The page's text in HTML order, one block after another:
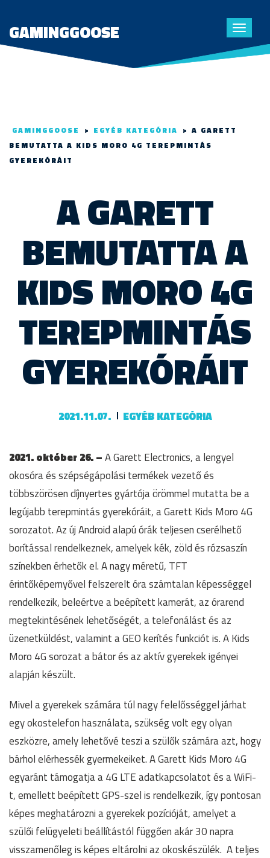
Toggle
GAMINGGOOSE
GAMINGGOOSE > EGYÉB KATEGÓRIA > A GARETT
BEMUTATTA A KIDS MORO 4G TEREPMINTÁS
GYEREKÓRÁIT
A GARETT
BEMUTATTA A
KIDS MORO 4G
TEREPMINTÁS
GYEREKÓRÁIT
2021.11.07. EGYÉB KATEGÓRIA
2021. október 26. –A Garett Electronics, a lengyel
okosóra és szépségápolási termékek vezető és
többszörösen díjnyertes gyártója örömmel mutatta be a
legújabb terepmintás gyerekóráit, a Garett Kids Moro 4G
sorozatot. Az új Android alapú órák teljesen cserélhető
borítással rendelkeznek, amelyek kék, zöld és rózsaszín
színekben érhetők el. A nagy méretű, TFT
érintőképernyővel felszerelt óra számtalan képességgel
rendelkezik, beleértve a beépített kamerát, az órarend
megtekintésének lehetőségét, a telefonálást és az
üzenetküldést, valamint a GEO kerítés funkciót is. A Kids
Moro 4G sorozat a bátor és az aktív gyerekek igényei
alapján készült.
Mivel a gyerekek számára túl nagy felelősséggel járhat
egy okostelefon használata, szükség volt egy olyan
eszközre, amely lehetővé teszi a szülők számára azt, hogy
bárhol elérhessék gyermekeiket. A Garett Kids Moro 4G
egyaránt támogatja a 4G LTE adatkapcsolatot és a WiFi-
t, emellett beépített GPS-szel is rendelkezik, így pontosan
képes meghatározni a gyerekek pozícióját, amelyet a
szülői felügyeleti beállítástól függően akár 30 napra
visszamenőleg is képes eltárolni az okoskészülék. A teljes